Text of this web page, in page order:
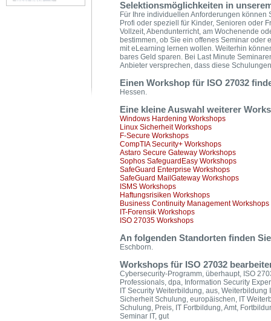
Selektionsmöglichkeiten in
Für Ihre individuellen Anforderungen können
Profi oder speziell für Kinder, Senioren oder
Vollzeit, Abendunterricht, am Wochenende
bestimmen, ob Sie ein offenes Seminar
mit eLearning lernen wollen. Weiterhin
bares Geld sparen. Bei Last Minute
Anbieter versprechen, dass diese
Einen Workshop für ISO 27032
Hessen.
Eine kleine Auswahl weiterer
Windows Hardening Workshops
Linux Sicherheit Workshops
F-Secure Workshops
CompTIA Security+ Workshops
Astaro Secure Gateway Workshops
Sophos SafeguardEasy Workshops
SafeGuard Enterprise Workshops
SafeGuard MailGateway Workshops
ISMS Workshops
Haftungsrisiken Workshops
Business Continuity Management Workshops
IT-Forensik Workshops
ISO 27035 Workshops
An folgenden Standorten finden
Eschborn.
Workshops für ISO 27032
Cybersecurity-Programm, überhaupt, ISO
Professionals, dpa, Information Security
IT Security Weiterbildung, aus,
Sicherheit Schulung, europäischen, IT
Schulung, Preis, IT Fortbildung, Amt,
Seminar IT, gut